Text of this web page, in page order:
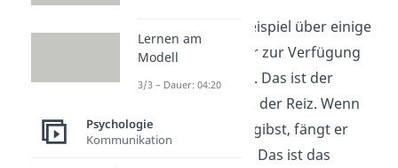
Ein Hund hat zum Beispiel über einige
Stunden kein Wasser zur Verfügung
(Wasserdeprivation). Das ist der
Umwelteinfluss bzw. der Reiz. Wenn
du ihm jetzt Wasser gibst, fängt er
sofort an zu trinken. Das ist das
Lernen am
Modell
3/3 – Dauer: 04:20
Psychologie
Kommunikation